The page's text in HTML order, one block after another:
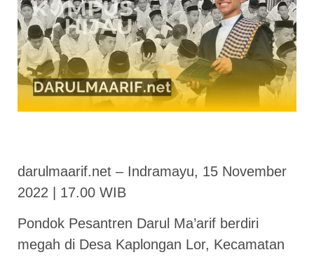
darulmaarif.net – Indramayu, 15 November
2022 | 17.00 WIB
Pondok Pesantren Darul Ma’arif berdiri
megah di Desa Kaplongan Lor, Kecamatan